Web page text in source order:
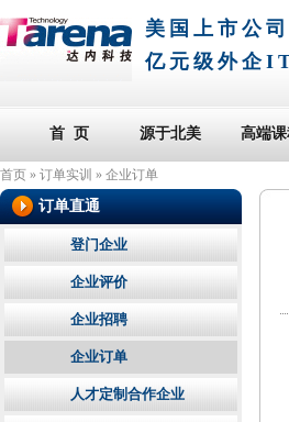
美国上市公司
亿元级外企
首 页 源于北美 高端
首页 » 订单实训 » 企业订单
订单直通
登门企业
企业评价
企业招聘
企业订单
人才定制合作企业